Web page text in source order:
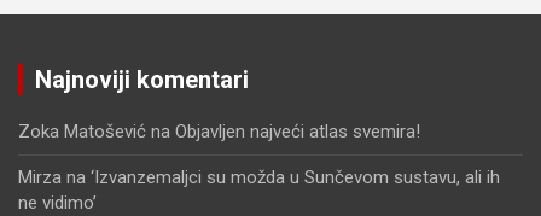
Najnoviji komentari
Zoka Matošević na Objavljen najveći atlas svemira!
Mirza na ‘Izvanzemaljci su možda u Sunčevom sustavu, ali ih
ne vidimo’